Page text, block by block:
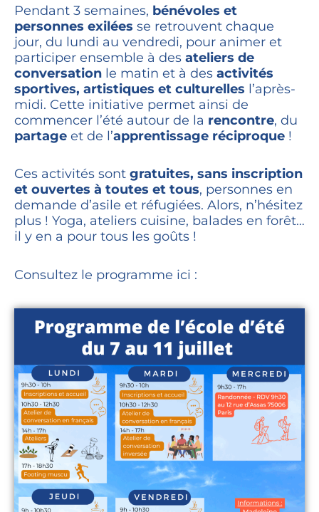
Pendant 3 semaines, bénévoles et
personnes exilées se retrouvent chaque
jour, du lundi au vendredi, pour animer et
participer ensemble à des ateliers de
conversation le matin et à des activités
sportives, artistiques et culturelles l’après-
midi. Cette initiative permet ainsi de
commencer l’été autour de la rencontre, du
partage et de l’apprentissage réciproque !
Ces activités sont gratuites, sans inscription
et ouvertes à toutes et tous, personnes en
demande d’asile et réfugiées. Alors, n’hésitez
plus ! Yoga, ateliers cuisine, balades en forêt…
il y en a pour tous les goûts !
Consultez le programme ici :